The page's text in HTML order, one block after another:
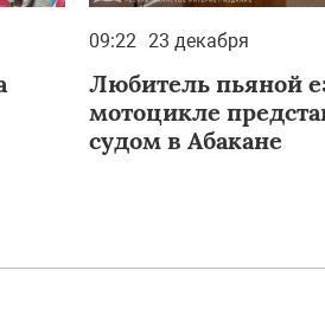
09:22 23 декабря
Любитель пьяной
мотоцикле
судом в Абакане